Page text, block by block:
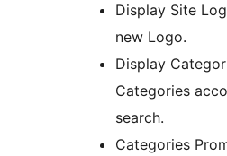
Display Site
new Logo.
Display
Categories
search.
Categories